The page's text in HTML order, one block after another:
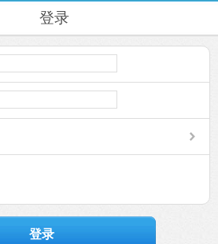
登录
登录